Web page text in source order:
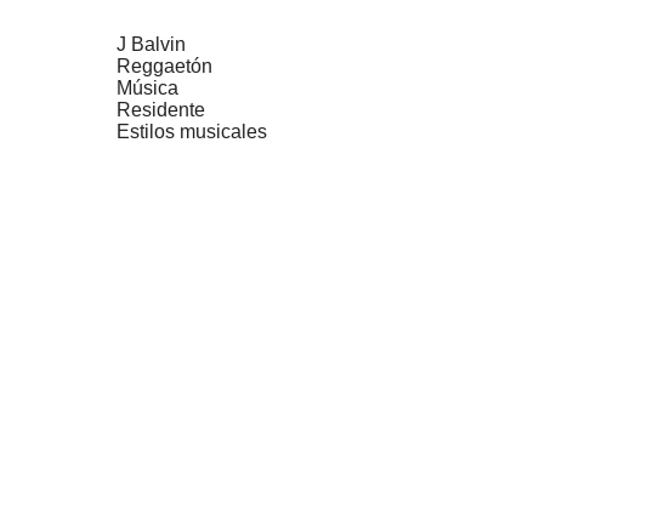
J Balvin
Reggaetón
Música
Residente
Estilos musicales